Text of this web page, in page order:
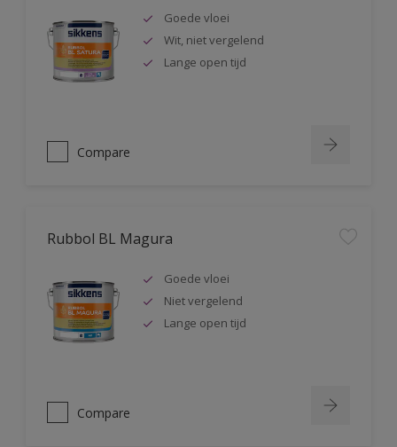
Goede vloei
Wit, niet vergelend
Lange open tijd
Compare
Rubbol BL Magura
Goede vloei
Niet vergelend
Lange open tijd
Compare